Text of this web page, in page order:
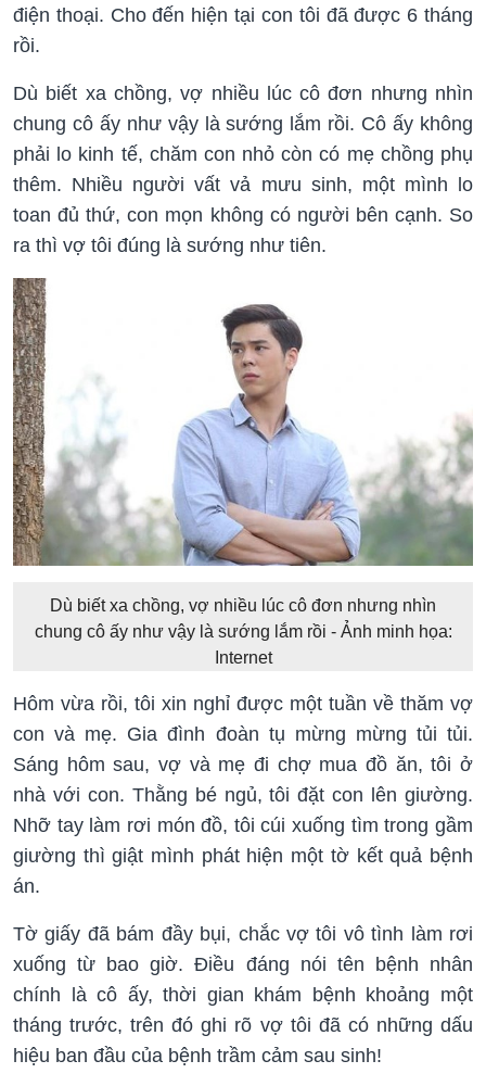
điện thoại. Cho đến hiện tại con tôi đã được 6 tháng
rồi.
Dù biết xa chồng, vợ nhiều lúc cô đơn nhưng nhìn
chung cô ấy như vậy là sướng lắm rồi. Cô ấy không
phải lo kinh tế, chăm con nhỏ còn có mẹ chồng phụ
thêm. Nhiều người vất vả mưu sinh, một mình lo
toan đủ thứ, con mọn không có người bên cạnh. So
ra thì vợ tôi đúng là sướng như tiên.
Dù biết xa chồng, vợ nhiều lúc cô đơn nhưng nhìn
chung cô ấy như vậy là sướng lắm rồi - Ảnh minh họa:
Internet
Hôm vừa rồi, tôi xin nghỉ được một tuần về thăm vợ
con và mẹ. Gia đình đoàn tụ mừng mừng tủi tủi.
Sáng hôm sau, vợ và mẹ đi chợ mua đồ ăn, tôi ở
nhà với con. Thằng bé ngủ, tôi đặt con lên giường.
Nhỡ tay làm rơi món đồ, tôi cúi xuống tìm trong gầm
giường thì giật mình phát hiện một tờ kết quả bệnh
án.
Tờ giấy đã bám đầy bụi, chắc vợ tôi vô tình làm rơi
xuống từ bao giờ. Điều đáng nói tên bệnh nhân
chính là cô ấy, thời gian khám bệnh khoảng một
tháng trước, trên đó ghi rõ vợ tôi đã có những dấu
hiệu ban đầu của bệnh trầm cảm sau sinh!